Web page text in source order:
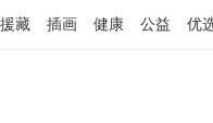
援藏 插画 健康 公益 优